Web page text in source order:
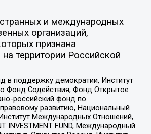
и международных
организаций,
признана
территории Российской
в поддержку демократии, Институт
Фонд Содействия, Фонд Открытое
российский фонд по
развитию, Национальный
Международных Отношений,
INVESTMENT FUND, Международный